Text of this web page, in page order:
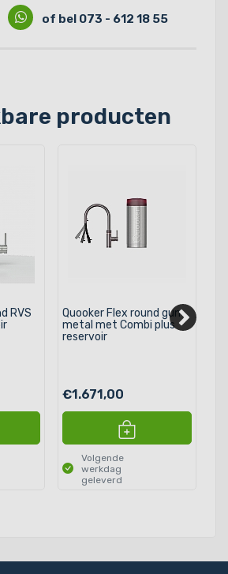
Whatssapp
of bel 073 - 612 18 55
producten
RVS
Quooker Flex round gun
metal met Combi plus
reservoir
€1.671,00
Volgende
werkdag
geleverd